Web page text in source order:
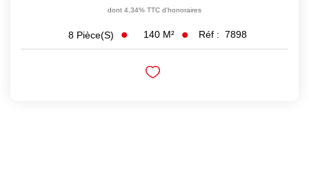
dont 4,34% TTC d'honoraires
8 Pièce(s) 140 M² Réf : 7898